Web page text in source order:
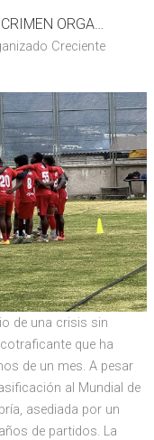
FÚTBOL EN ECUADOR: VIOLENCIA Y CRIMEN ORGANIZADO CRECIENTE
Creciente
de una crisis sin
que ha
de un mes. A pesar
al Mundial de
asediada por un
de partidos. La